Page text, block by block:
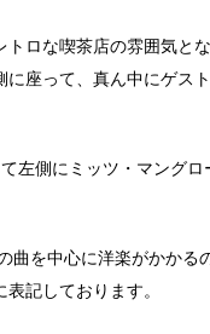
トロな喫茶店の雰囲気
に座って、真ん中にゲス
左側にミッツ・マング
曲を中心に洋楽がかか
記しております。